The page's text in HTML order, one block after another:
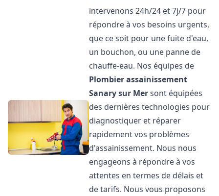
intervenons 24h/24 et 7j/7 pour
répondre à vos besoins urgents,
que ce soit pour une fuite d'eau,
un bouchon, ou une panne de
chauffe-eau. Nos équipes de
Plombier assainissement
Sanary sur Mersont équipées
des dernières technologies pour
diagnostiquer et réparer
rapidement vos problèmes
d'assainissement. Nous nous
engageons à répondre à vos
attentes en termes de délais et
de tarifs. Nous vous proposons